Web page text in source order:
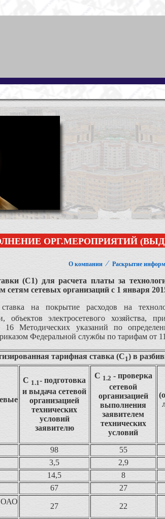
ОРГ.МЕРОПРИЯТИЙ
О компании ⁄ Раскрытие
(С1) для расчета платы за
сетям сетевых организаций с 1 января
на покрытие расходов на
объектов электросетевого
Методических указаний по
Федеральной службы по тарифам от
тарифная ставка (С1) в
С 1.1- подготовка
и выдача сетевой
организацией
технических
условий
заявителю
С 1.2 - проверка
сетевой
организацией
выполнения
заявителем
технических
условий
98 55
3,5 2,9
14,5 8
67 27
ОАО
27 22